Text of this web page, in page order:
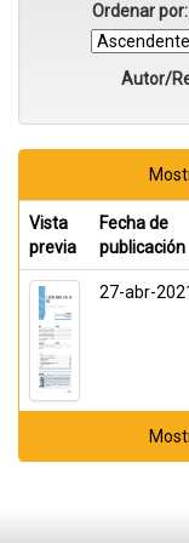
Ordenar por:
Autor/
Vista
previa
Fecha de
publicación
27-abr-